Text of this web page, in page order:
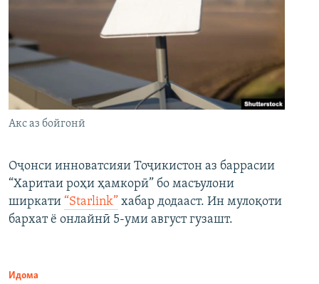
Акс аз бойгонӣ
Оҷонси инноватсияи Тоҷикистон аз баррасии
“Харитаи роҳи ҳамкорӣ” бо масъулони
ширкати “Starlink” хабар додааст. Ин мулоқоти
бархат ё онлайнӣ 5-уми август гузашт.
Идома